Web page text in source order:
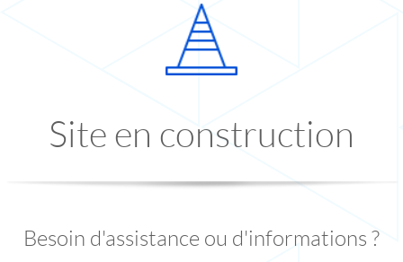
Site en construction
Besoin d'assistance ou d'informations ?